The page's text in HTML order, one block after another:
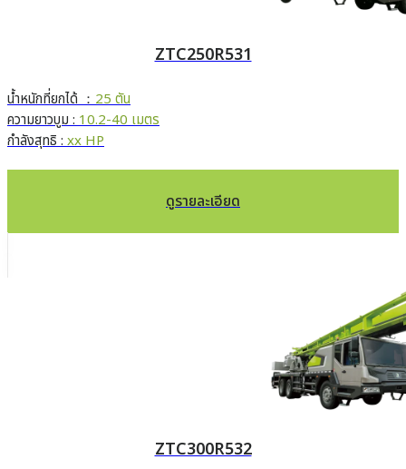
ZTC250R531
น้ำหนักที่ยกได้ ： 25 ตัน
ความยาวบูม : 10.2-40 เมตร
กำลังสุทธิ : xx HP
ดูรายละเอียด
ZTC300R532